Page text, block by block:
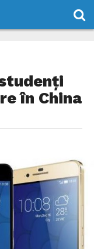
în China